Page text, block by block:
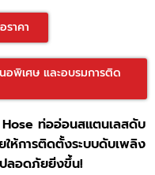
ราคา
อพิเศษ และอบรมการติด
ท่ออ่อนสแตนเลสดับ
ห้การติดตั้งระบบดับเพลิง
ลอดภัยยิ่งขึ้น!